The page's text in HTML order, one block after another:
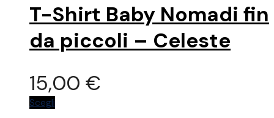
varianti.
Le
opzioni
possono
scelte
nella
pagina
T-Shirt Baby Nomadi fin
da piccoli – Celeste
15,00 €
Scegli